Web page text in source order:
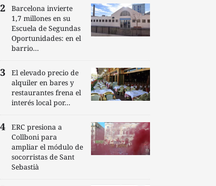
Barcelona invierte
1,7 millones en su
Escuela de Segundas
Oportunidades: en el
barrio...
El elevado precio de
alquiler en bares y
restaurantes frena el
interés local por...
ERC presiona a
Collboni para
ampliar el módulo de
socorristas de Sant
Sebastià